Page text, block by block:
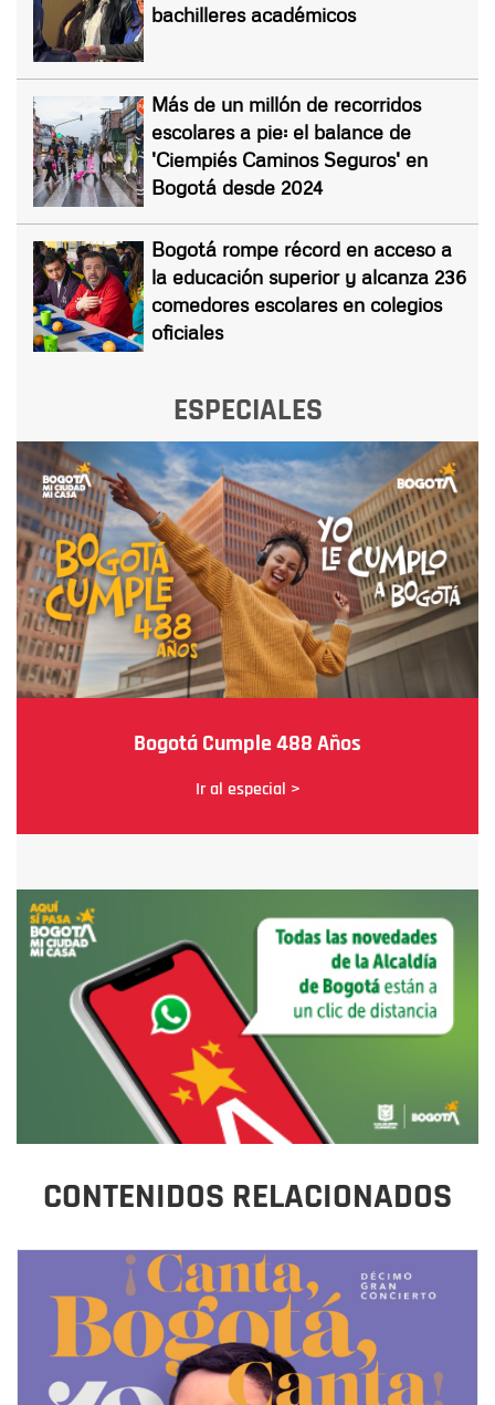
bachilleres académicos
Más de un millón de recorridos
escolares a pie: el balance de
'Ciempiés Caminos Seguros' en
Bogotá desde 2024
Bogotá rompe récord en acceso a
la educación superior y alcanza 236
comedores escolares en colegios
oficiales
ESPECIALES
Bogotá Cumple 488 Años
Ir al especial >
CONTENIDOS RELACIONADOS